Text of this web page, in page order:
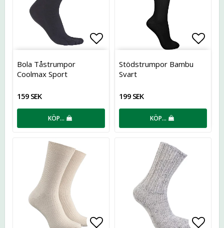
Lägg till i favoritlistan
Bola Tåstrumpor
Coolmax Sport
159 SEK
KÖP…
Stödstrumpor Bambu
Svart
199 SEK
KÖP…